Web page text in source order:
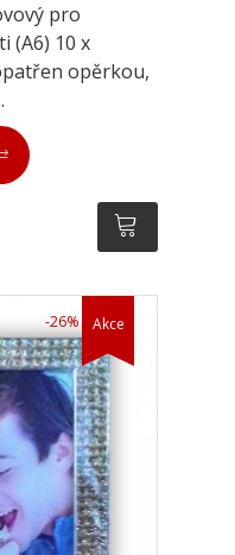
pro
(A6) 10 x
opěrkou,
Akce
-26%